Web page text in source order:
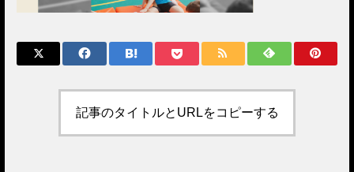
記事のタイトルとURLをコピーする